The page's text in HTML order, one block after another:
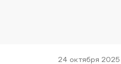
24 октября 2025